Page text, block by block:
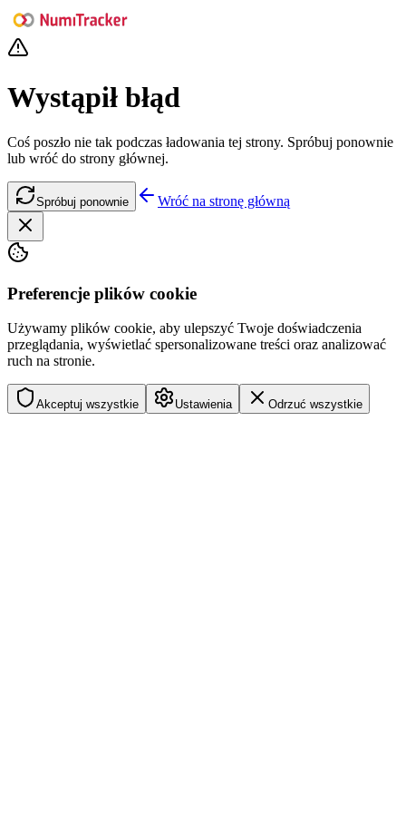
Wystąpił błąd
Coś poszło nie tak podczas ładowania tej strony. Spróbuj ponownie
lub wróć do strony głównej.
Spróbuj ponownie Wróć na stronę główną
Preferencje plików cookie
Używamy plików cookie, aby ulepszyć Twoje doświadczenia
przeglądania, wyświetlać spersonalizowane treści oraz analizować
ruch na stronie.
Akceptuj wszystkie Ustawienia Odrzuć wszystkie